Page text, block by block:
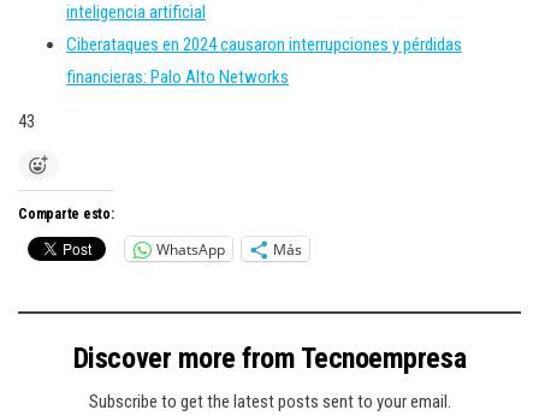
inteligencia artificial
Ciberataques en 2024 causaron interrupciones y pérdidas
financieras: Palo Alto Networks
43
Comparte esto:
WhatsApp Más
Discover more from Tecnoempresa
Subscribe to get the latest posts sent to your email.